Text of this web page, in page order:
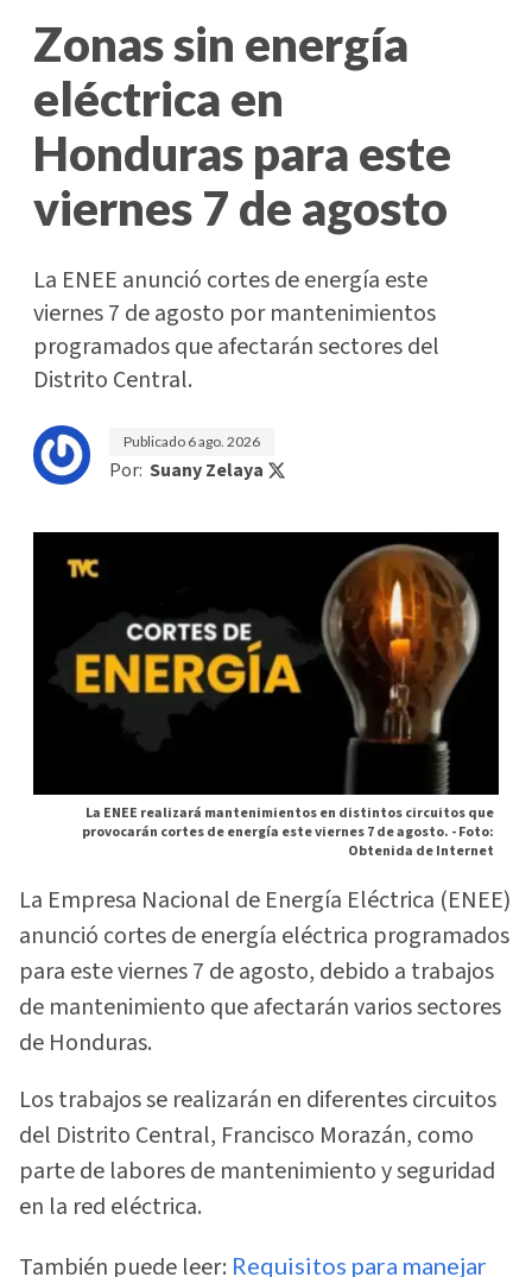
Zonas sin energía
eléctrica en
Honduras para este
viernes 7 de agosto
La ENEE anunció cortes de energía este
viernes 7 de agosto por mantenimientos
programados que afectarán sectores del
Distrito Central.
Publicado 6 ago. 2026
Por: Suany Zelaya
La ENEE realizará mantenimientos en distintos circuitos que
provocarán cortes de energía este viernes 7 de agosto. -Foto:
Obtenida de Internet
La Empresa Nacional de Energía Eléctrica (ENEE)
anunció cortes de energía eléctrica programados
para este viernes 7 de agosto, debido a trabajos
de mantenimiento que afectarán varios sectores
de Honduras.
Los trabajos se realizarán en diferentes circuitos
del Distrito Central, Francisco Morazán, como
parte de labores de mantenimiento y seguridad
en la red eléctrica.
También puede leer: Requisitos para manejar